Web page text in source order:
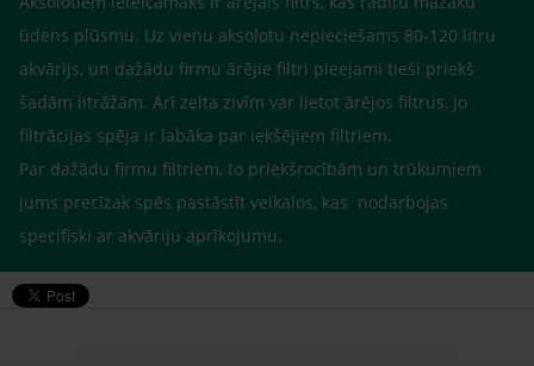
ūdens plūsmu. Uz vienu aksolotu nepieciešams 80-120 litru
akvārijs, un dažādu firmu ārējie filtri pieejami tieši priekš
šadām litrāžām. Arī zelta zivīm var lietot ārējos filtrus, jo
filtrācijas spēja ir labāka par iekšējiem filtriem.
Par dažādu firmu filtriem, to priekšrocībām un trūkumiem
jums precīzak spēs pastāstīt veikalos, kas nodarbojas
specifiski ar akvāriju aprīkojumu.